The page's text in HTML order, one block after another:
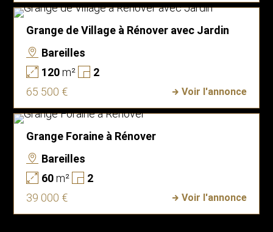
Grange de Village à Rénover avec Jardin
Bareilles
120m²
2
65 500 €
Voir l'annonce
Grange Foraine à Rénover
Bareilles
60m²
2
39 000 €
Voir l'annonce